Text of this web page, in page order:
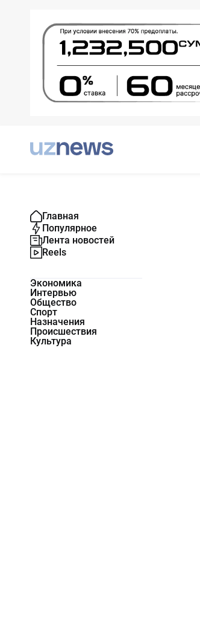
Главная
Популярное
Лента новостей
Reels
Экономика
Интервью
Общество
Спорт
Назначения
Происшествия
Культура